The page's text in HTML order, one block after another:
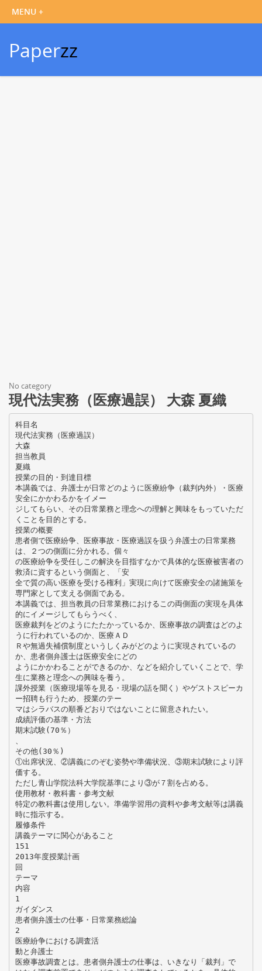
Paperzz
No category
現代法実務（医療過誤） 大森 夏織
科目名
現代法実務（医療過誤）
大森
担当教員
夏織
授業の目的・到達目標
本講義では、弁護士が日常どのように医療紛争（裁判内外）・医療
安全にかかわるかをイメー
ジしてもらい、その日常業務と理念への理解と興味をもっていただ
くことを目的とする。
授業の概要
患者側で医療紛争、医療事故・医療過誤を扱う弁護士の日常業務
は、２つの側面に分かれる。個々
の医療紛争を受任しこの解決を目指すなかで具体的な医療被害者の
救済に資するという側面と、「安
全で質の高い医療を受ける権利」実現に向けて医療安全の諸施策を
専門家として支える側面である。
本講義では、担当教員の日常業務におけるこの両側面の実現を具体
的にイメージしてもらうべく、
医療裁判をどのようにたたかっているか、医療事故の調査はどのよ
うに行われているのか、医療ＡＤ
Ｒや無過失補償制度というしくみがどのように実現されているの
か、患者側弁護士は医療安全にどの
ようにかかわることができるのか、などを紹介していくことで、学
生に業務と理念への興味を養う。
課外授業（医療現場等を見る・現場の話を聞く）やゲストスピーカ
ー招聘も行うため、授業のテー
マはシラバスの順番どおりではないことに留意されたい。
成績評価の基準・方法
期末試験(70％）
その他(30％)
①出席状況、②講義にのぞむ姿勢や準備状況、③期末試験により評
価する。
ただし青山学院法科大学院基準により③が７割を占める。
使用教材・教科書・参考文献
特定の教科書は使用しない。準備学習用の資料や参考文献等は講義
時に指示する。
履修条件
講義テーマに関心があること
151
2013年度授業計画
回
テーマ
内容
1
ガイダンス
患者側弁護士の仕事・日常業務総論
2
医療紛争における調査活
動と弁護士
医療事故調査とは。患者側弁護士の仕事は、いきなり「裁判」で